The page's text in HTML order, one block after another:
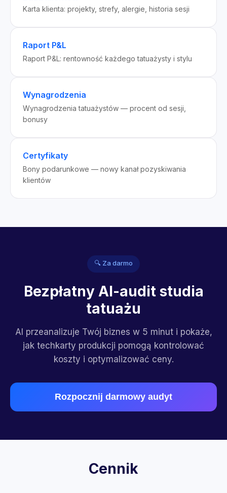
Karta klienta: projekty, strefy, alergie, historia sesji
Raport P&L
Raport P&L: rentowność każdego tatuażysty i stylu
Wynagrodzenia
Wynagrodzenia tatuażystów — procent od sesji,
bonusy
Certyfikaty
Bony podarunkowe — nowy kanał pozyskiwania
klientów
🔍 Za darmo
Bezpłatny AI-audit studia
tatuażu
AI przeanalizuje Twój biznes w 5 minut i pokaże,
jak techkarty produkcji pomogą kontrolować
koszty i optymalizować ceny.
Rozpocznij darmowy audyt
Cennik